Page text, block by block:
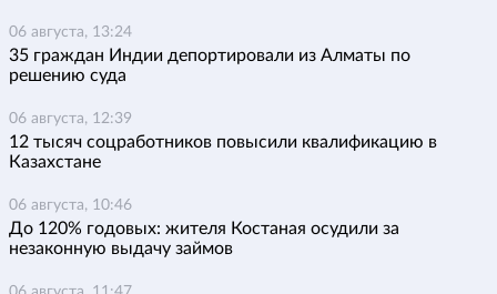
06 августа, 13:24
35 граждан Индии депортировали из Алматы по
решению суда
06 августа, 12:39
12 тысяч соцработников повысили квалификацию в
Казахстане
06 августа, 10:46
До 120% годовых: жителя Костаная осудили за
незаконную выдачу займов